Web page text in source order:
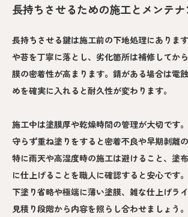
長持ちさせるための施工とメンテナ
長持ちさせる鍵は施工前の下地処理にありま
や苔を丁寧に落とし、劣化箇所は補修してか
膜の密着性が高まります。錆がある場合は電
めを確実に入れると耐久性が変わります。
施工中は塗膜厚や乾燥時間の管理が大切です
守らず重ね塗りをすると密着不良や早期剥離
特に雨天や高湿度時の施工は避けること、塗
に仕上げることを職人に確認すると安心です
下塗り省略や極端に薄い塗膜、雑な仕上げラ
見積り段階から内容を照らし合わせましょう。